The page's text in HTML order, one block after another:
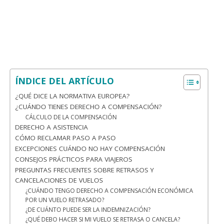
ÍNDICE DEL ARTÍCULO
¿QUÉ DICE LA NORMATIVA EUROPEA?
¿CUÁNDO TIENES DERECHO A COMPENSACIÓN?
CÁLCULO DE LA COMPENSACIÓN
DERECHO A ASISTENCIA
CÓMO RECLAMAR PASO A PASO
EXCEPCIONES CUÁNDO NO HAY COMPENSACIÓN
CONSEJOS PRÁCTICOS PARA VIAJEROS
PREGUNTAS FRECUENTES SOBRE RETRASOS Y
CANCELACIONES DE VUELOS
¿CUÁNDO TENGO DERECHO A COMPENSACIÓN ECONÓMICA
POR UN VUELO RETRASADO?
¿DE CUÁNTO PUEDE SER LA INDEMNIZACIÓN?
¿QUÉ DEBO HACER SI MI VUELO SE RETRASA O CANCELA?